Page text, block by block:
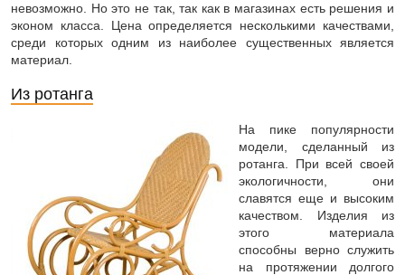
невозможно. Но это не так, так как в магазинах есть решения и
эконом класса. Цена определяется несколькими качествами,
среди которых одним из наиболее существенных является
материал.
Из ротанга
На пике популярности
модели, сделанный из
ротанга. При всей своей
экологичности, они
славятся еще и высоким
качеством. Изделия из
этого материала
способны верно служить
на протяжении долгого